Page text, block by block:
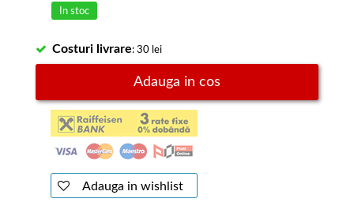
In stoc
Costuri livrare: 30 lei
Adauga in cos
Adauga in wishlist